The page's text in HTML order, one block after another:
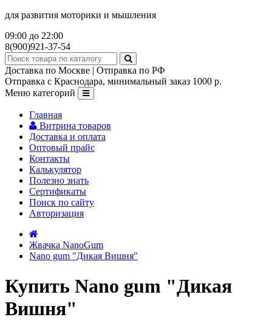
для развития моторики и мышления
09:00 до 22:00
8(900)921-37-54
Доставка по Москве | Отправка по РФ
Отправка с Краснодара, минимальный заказ 1000 р.
Меню категорий
Главная
Витрина товаров
Доставка и оплата
Оптовый прайс
Контакты
Калькулятор
Полезно знать
Сертификаты
Поиск по сайту
Авторизация
Жвачка NanoGum
Nano gum "Дикая Вишня"
Купить Nano gum "Дикая
Вишня"